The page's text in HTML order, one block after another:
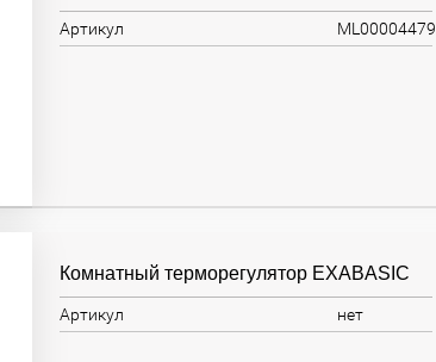
Артикул ML00004479
Комнатный терморегулятор EXABASIC
Артикул нет